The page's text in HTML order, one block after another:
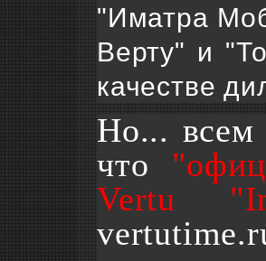
"Иматра
Верту" и
качестве
Но... всем
что
Vertu